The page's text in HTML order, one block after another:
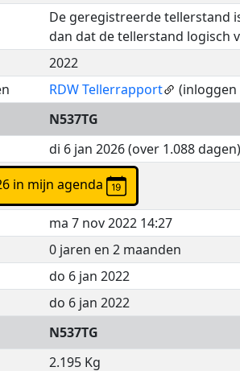
De geregistreerde tellerstand
dan dat de tellerstand logisch
2022
RDW Tellerrapport
(inloggen
N537TG
di 6 jan 2026 (over 1.088 dagen)
di 6 jan 2026 in mijn agenda
ma 7 nov 2022 14:27
0 jaren en 2 maanden
do 6 jan 2022
do 6 jan 2022
N537TG
2.195 Kg